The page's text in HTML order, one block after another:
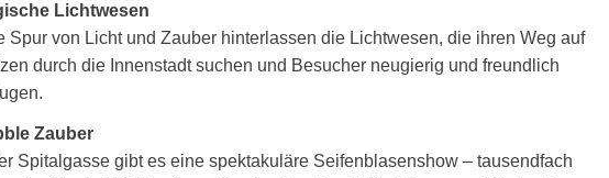
Lichtwesen
Spur von Licht und Zauber hinterlassen die Lichtwesen, die ihren Weg auf
durch die Innenstadt suchen und Besucher neugierig und freundlich
Zauber
Spitalgasse gibt es eine spektakuläre Seifenblasenshow – tausendfach